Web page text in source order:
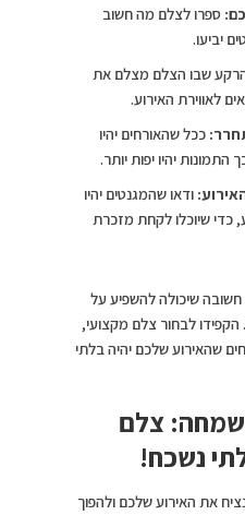
ספרו לצלם מה חשוב
יביעו.
שבו הצלם מצלם את
לאווירת האירוע.
ככל שהאורחים יהיו
יהיו יפות יותר.
ודאו שהמגנטים יהיו
כדי שיוכלו לקחת מזכרת
שיכולה להשפיע על
לבחור צלם מקצועי,
שהאירוע שלכם יהיה בלתי
צלם
נשכח!
את האירוע שלכם ולהפוך